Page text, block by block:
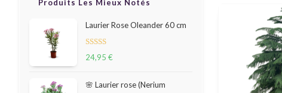
Produits Les Mieux Notés
Laurier Rose Oleander 60 cm
Note
24,95 €
🌸 Laurier rose (Nerium